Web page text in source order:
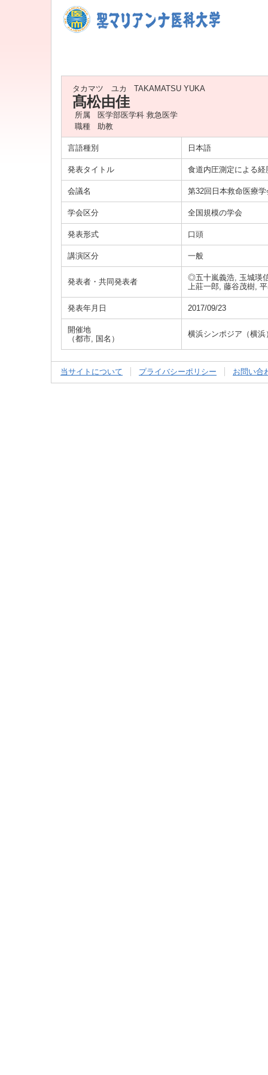
タカマツ ユカ TAKAMATSU YUKA
髙松由佳
所属
医学部医学科 救急医学
職種
助教
言語種別 日本語
発表タイトル 食道内圧測定による
会議名 第32回日本救命医療
学会区分 全国規模の学会
発表形式 口頭
講演区分 一般
発表者・共同発表者
◎五十嵐義浩, 玉城瑛
上莊一郎, 藤谷茂樹,
発表年月日 2017/09/23
開催地
（都市, 国名）
横浜シンポジア（横浜
当サイトについて プライバシーポリシー お問い合